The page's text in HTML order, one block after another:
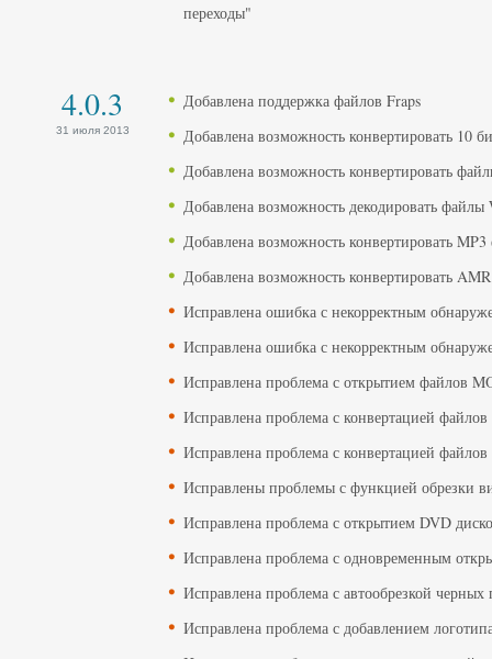
переходы"
4.0.3
31 июля 2013
Добавлена поддержка файлов Fraps
Добавлена ​​возможность конвертировать 10
Добавлена ​​возможность конвертировать
Добавлена ​​возможность декодировать файлы
Добавлена ​​возможность конвертировать
Добавлена ​​возможность конвертировать
Исправлена ​​ошибка с некорректным
Исправлена ​​ошибка с некорректным
Исправлена ​​проблема с открытием файлов
Исправлена ​​проблема с конвертацией
Исправлена ​​проблема с конвертацией
Исправлены проблемы с функцией обрезки
Исправлена ​​проблема с открытием DVD
Исправлена ​​проблема с одновременным
Исправлена ​​проблема с автообрезкой черных
Исправлена проблема с добавлением